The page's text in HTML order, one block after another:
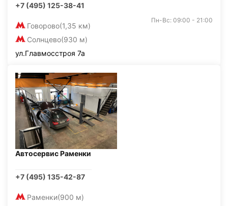
+7 (495) 125-38-41
Говорово(1,35 км)
Солнцево(930 м)
Пн-Вс: 09:00 - 21:00
ул.Главмосстроя 7а
Автосервис Раменки
+7 (495) 135-42-87
Раменки(900 м)